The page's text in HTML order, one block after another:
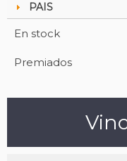
PAIS
En stock
Premiados